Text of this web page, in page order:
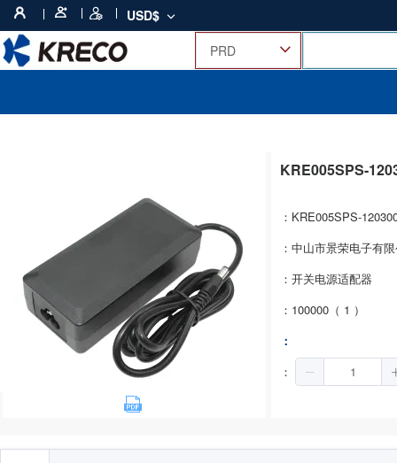
USD$
KRE005SPS-
：KRE005SPS-
：中山市景荣电子有
：开关电源适配器
：100000（ 1 ）
：
：